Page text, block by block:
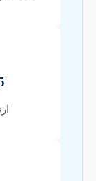
5. تفسیر